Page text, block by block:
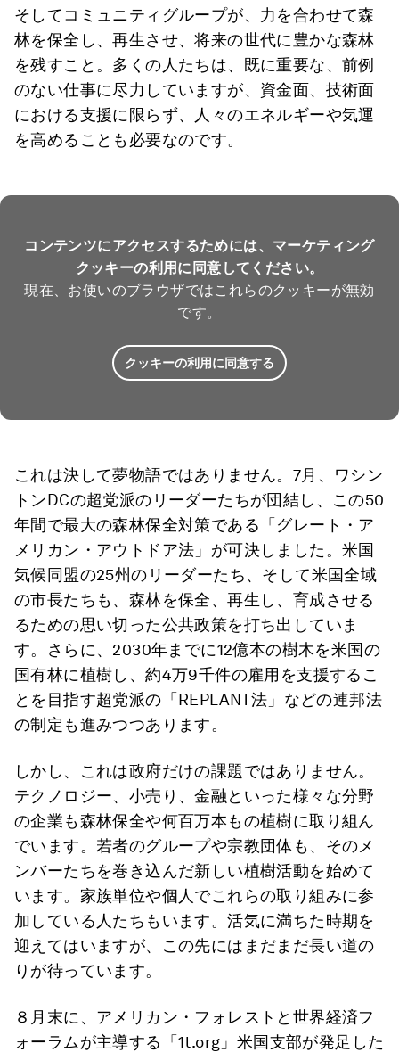
そしてコミュニティグループが、力を合わせて森
林を保全し、再生させ、将来の世代に豊かな森林
を残すこと。多くの人たちは、既に重要な、前例
のない仕事に尽力していますが、資金面、技術面
における支援に限らず、人々のエネルギーや気運
を高めることも必要なのです。
コンテンツにアクセスするためには、マーケティング
クッキーの利用に同意してください。
現在、お使いのブラウザではこれらのクッキーが無効
です。
クッキーの利用に同意する
これは決して夢物語ではありません。7月、ワシン
トンDCの超党派のリーダーたちが団結し、この50
年間で最大の森林保全対策である「グレート・ア
メリカン・アウトドア法」が可決しました。米国
気候同盟の25州のリーダーたち、そして米国全域
の市長たちも、森林を保全、再生し、育成させる
るための思い切った公共政策を打ち出していま
す。さらに、2030年までに12億本の樹木を米国の
国有林に植樹し、約4万9千件の雇用を支援するこ
とを目指す超党派の「REPLANT法」などの連邦法
の制定も進みつつあります。
しかし、これは政府だけの課題ではありません。
テクノロジー、小売り、金融といった様々な分野
の企業も森林保全や何百万本もの植樹に取り組ん
でいます。若者のグループや宗教団体も、そのメ
ンバーたちを巻き込んだ新しい植樹活動を始めて
います。家族単位や個人でこれらの取り組みに参
加している人たちもいます。活気に満ちた時期を
迎えてはいますが、この先にはまだまだ長い道の
りが待っています。
８月末に、アメリカン・フォレストと世界経済フ
ォーラムが主導する「1t.org」米国支部が発足した